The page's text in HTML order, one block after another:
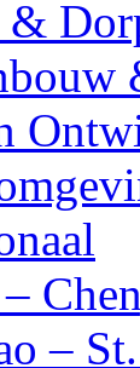
&
–